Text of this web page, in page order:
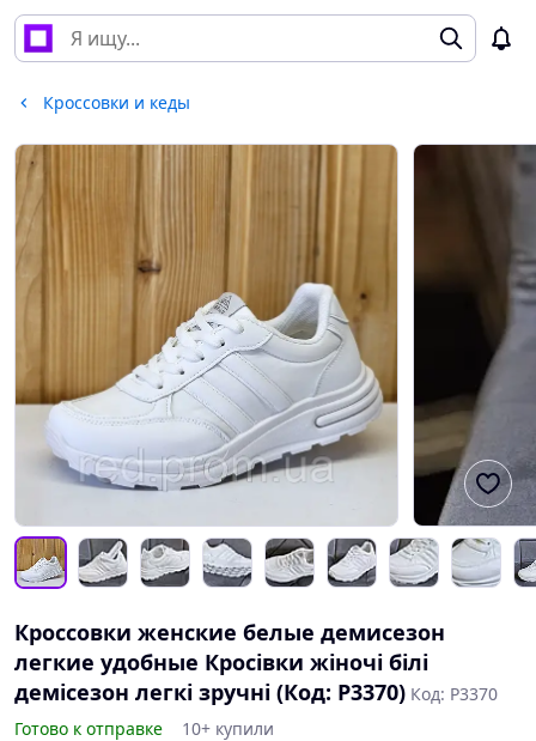
Кроссовки и кеды
Кроссовки женские белые демисезон
легкие удобные Кросівки жіночі білі
демісезон легкі зручні (Код: Р3370) Код: Р3370
Готово к отправке
10+ купили